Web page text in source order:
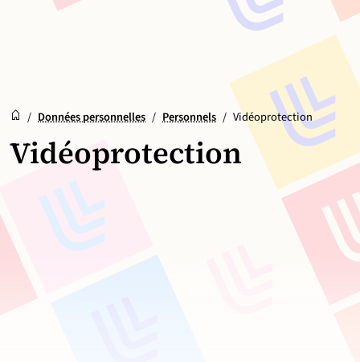
Accueil
Accueil
/ Données personnelles / Personnels / Vidéoprotection
Vidéoprotection